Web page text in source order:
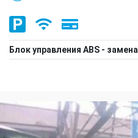
Блок управления ABS - замена